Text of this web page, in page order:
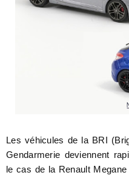
Les véhicules de la BRI
Gendarmerie deviennent
le cas de la Renault